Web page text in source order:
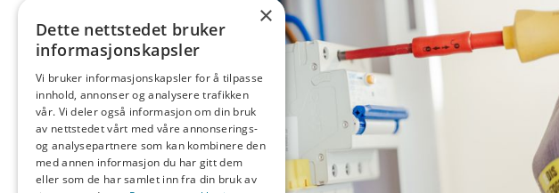
×
Dette nettstedet bruker
informasjonskapsler
Vi bruker informasjonskapsler for å tilpasse
innhold, annonser og analysere trafikken
vår. Vi deler også informasjon om din bruk
av nettstedet vårt med våre annonserings-
og analysepartnere som kan kombinere den
med annen informasjon du har gitt dem
eller som de har samlet inn fra din bruk av